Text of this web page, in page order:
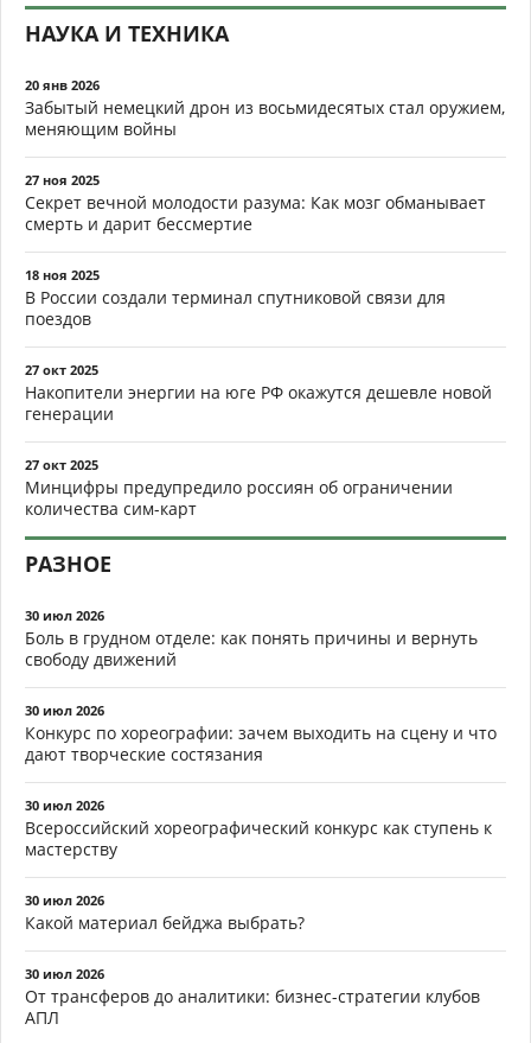
НАУКА И ТЕХНИКА
20 янв 2026
Забытый немецкий дрон из восьмидесятых стал оружием,
меняющим войны
27 ноя 2025
Секрет вечной молодости разума: Как мозг обманывает
смерть и дарит бессмертие
18 ноя 2025
В России создали терминал спутниковой связи для
поездов
27 окт 2025
Накопители энергии на юге РФ окажутся дешевле новой
генерации
27 окт 2025
Минцифры предупредило россиян об ограничении
количества сим-карт
РАЗНОЕ
30 июл 2026
Боль в грудном отделе: как понять причины и вернуть
свободу движений
30 июл 2026
Конкурс по хореографии: зачем выходить на сцену и что
дают творческие состязания
30 июл 2026
Всероссийский хореографический конкурс как ступень к
мастерству
30 июл 2026
Какой материал бейджа выбрать?
30 июл 2026
От трансферов до аналитики: бизнес-стратегии клубов
АПЛ